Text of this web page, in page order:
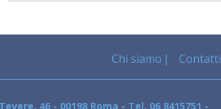
Chi siamo Contatti
46 - 00198 Roma - Tel. 06 8415751 -